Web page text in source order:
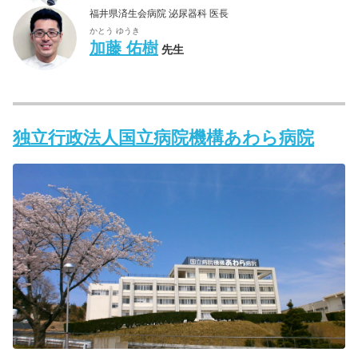
福井県済生会病院 泌尿器科 医長
かとう ゆうき
加藤 佑樹 先生
独立行政法人国立病院機構あわら病院